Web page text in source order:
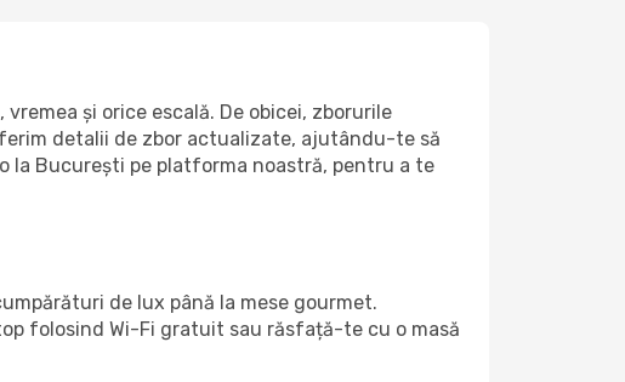
și orice escală. De obicei, zborurile
detalii de zbor actualizate, ajutându-te să
la București pe platforma noastră, pentru a te
de lux până la mese gourmet.
folosind Wi-Fi gratuit sau răsfață-te cu o masă